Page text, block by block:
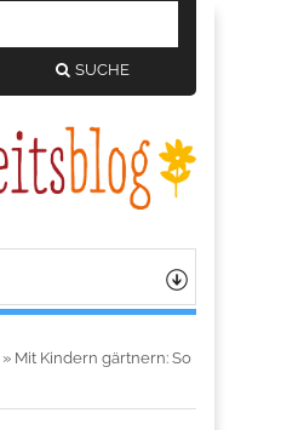
SUCHE
» Mit Kindern gärtnern: So